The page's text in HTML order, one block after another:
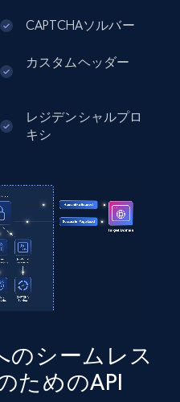
Photos, and
URL
Hashtags, Num
Photos, and
無料トライアル
information
Address,
CAPTCHAソルバー
カスタムヘッダー
レジデンシャルプロ
キシ
のシームレス
ためのAPI